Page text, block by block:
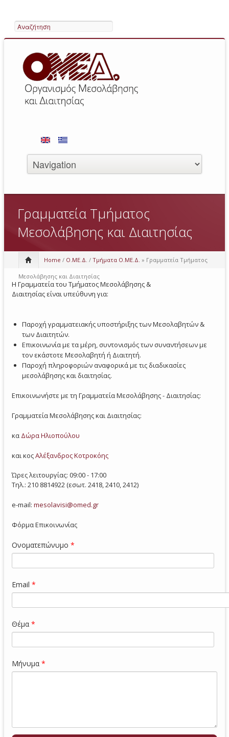
Search
Γραμματεία Τμήματος
Μεσολάβησης και Διαιτησίας
Home / Ο.ΜΕ.Δ. / Τμήματα Ο.ΜΕ.Δ. » Γραμματεία Τμήματος
Μεσολάβησης και Διαιτησίας
Η Γραμματεία του Τμήματος Μεσολάβησης &
Διαιτησίας είναι υπεύθυνη για:
Παροχή γραμματειακής υποστήριξης των Μεσολαβητών &
των Διαιτητών.
Επικοινωνία με τα μέρη, συντονισμός των συναντήσεων με
τον εκάστοτε Μεσολαβητή ή Διαιτητή.
Παροχή πληροφοριών αναφορικά με τις διαδικασίες
μεσολάβησης και διαιτησίας.
Επικοινωνήστε με τη Γραμματεία Μεσολάβησης - Διαιτησίας:
Γραμματεία Μεσολάβησης και Διαιτησίας:
κα Δώρα Ηλιοπούλου
και κοςΑλέξανδρος Κοτροκόης
Ώρες λειτουργίας: 09:00 - 17:00
Τηλ.: 210 8814922 (εσωτ. 2418, 2410, 2412)
e-mail: mesolavisi@omed.gr
Φόρμα Επικοινωνίας
Ονοματεπώνυμο *
Email *
Θέμα *
Μήνυμα *